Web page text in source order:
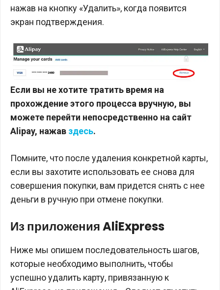
нажав на кнопку «Удалить», когда появится
экран подтверждения.
Если вы не хотите тратить время на
прохождение этого процесса вручную, вы
можете перейти непосредственно на сайт
Alipay, нажав здесь.
Помните, что после удаления конкретной карты,
если вы захотите использовать ее снова для
совершения покупки, вам придется снять с нее
деньги в ручную при отмене покупки.
Из приложения AliExpress
Ниже мы опишем последовательность шагов,
которые необходимо выполнить, чтобы
успешно удалить карту, привязанную к